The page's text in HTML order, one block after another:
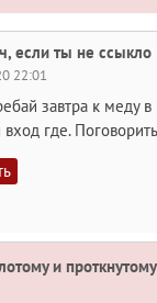
если ты не ссыкло
22:01
завтра к меду
вход где.
и